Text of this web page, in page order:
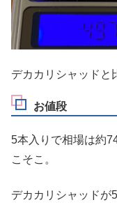
デカカリシャッドと
お値段
5本入りで相場は約
こそこ。
デカカリシャッドが